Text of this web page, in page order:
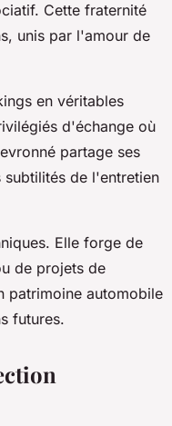
Cette fraternité
unis par l'amour de
en véritables
d'échange où
partage ses
de l'entretien
Elle forge de
de projets de
patrimoine automobile
futures.